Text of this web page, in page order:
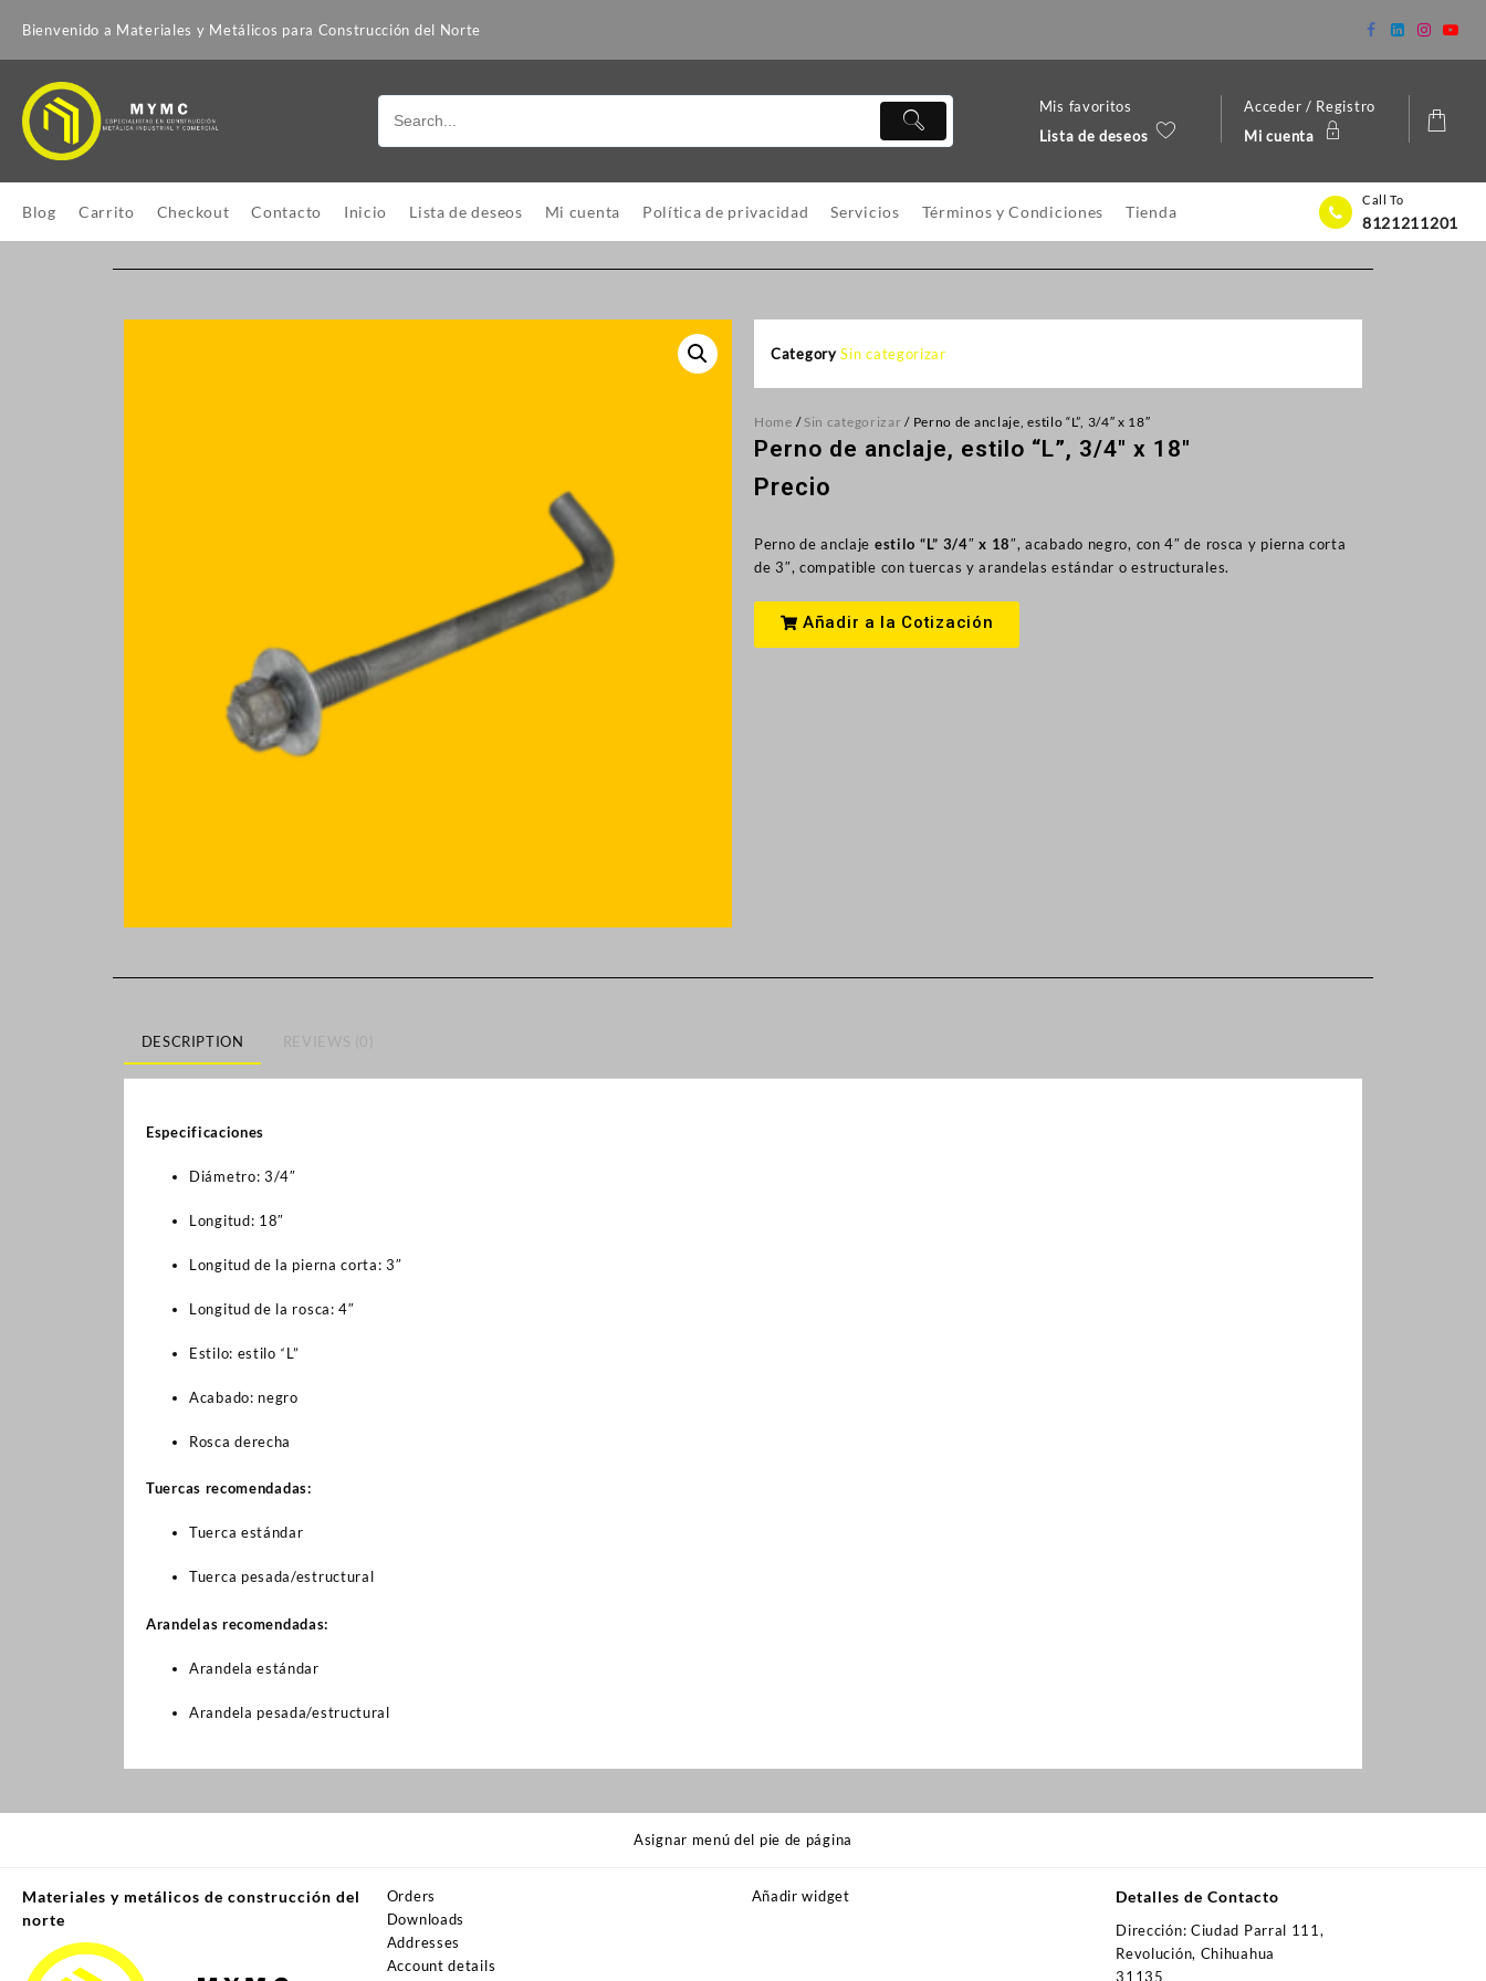
Bienvenido a Materiales y Metálicos para Construcción del Norte
Mis favoritos
Lista de deseos
Acceder / Registro
Mi cuenta
Blog Carrito Checkout Contacto Inicio Lista de deseos Mi cuenta Política de privacidad Servicios Términos y Condiciones Tienda
Call To
8121211201
Category Sin categorizar
Home / Sin categorizar / Perno de anclaje, estilo “L”, 3/4″ x 18″
Perno de anclaje, estilo “L”, 3/4″ x 18″
Precio
Perno de anclaje estilo “L” 3/4″ x 18″, acabado negro, con 4″ de rosca y pierna corta
de 3″, compatible con tuercas y arandelas estándar o estructurales.
Añadir a la Cotización
DESCRIPTION REVIEWS (0)
Especificaciones
Diámetro: 3/4″
Longitud: 18″
Longitud de la pierna corta: 3″
Longitud de la rosca: 4″
Estilo: estilo “L”
Acabado: negro
Rosca derecha
Tuercas recomendadas:
Tuerca estándar
Tuerca pesada/estructural
Arandelas recomendadas:
Arandela estándar
Arandela pesada/estructural
Asignar menú del pie de página
Materiales y metálicos de construcción del
norte
Orders
Downloads
Addresses
Account details
Añadir widget Detalles de Contacto
Dirección: Ciudad Parral 111,
Revolución, Chihuahua
31135